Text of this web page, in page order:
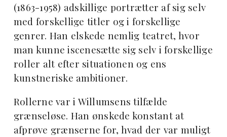
(1863-1958) adskillige portrætter af sig selv
med forskellige titler og i forskellige
genrer. Han elskede nemlig teatret, hvor
man kunne iscenesætte sig selv i forskellige
roller alt efter situationen og ens
kunstneriske ambitioner.
Rollerne var i Willumsens tilfælde
grænseløse. Han ønskede konstant at
afprøve grænserne for, hvad der var muligt